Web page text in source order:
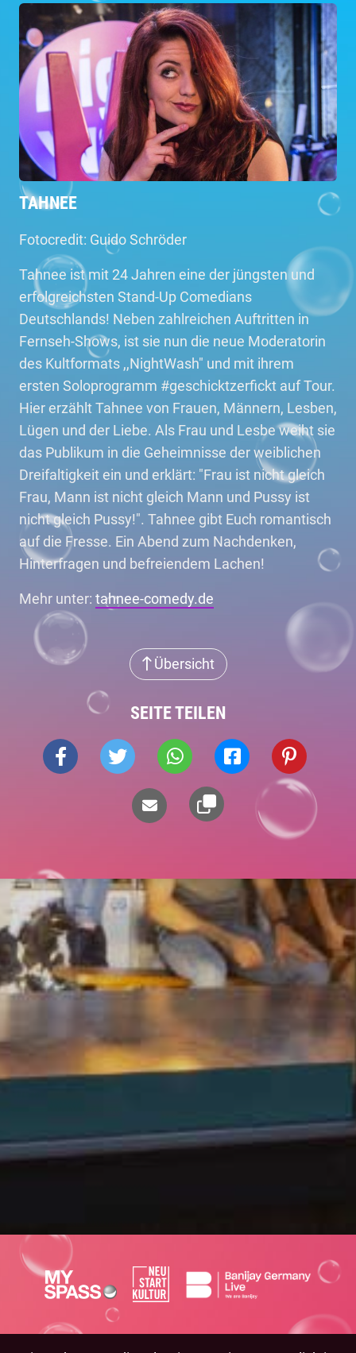
TAHNEE
Fotocredit: Guido Schröder
Tahnee ist mit 24 Jahren eine der jüngsten und
erfolgreichsten Stand-Up Comedians
Deutschlands! Neben zahlreichen Auftritten in
Fernseh-Shows, ist sie nun die neue Moderatorin
des Kultformats ,,NightWash" und mit ihrem
ersten Soloprogramm #geschicktzerfickt auf Tour.
Hier erzählt Tahnee von Frauen, Männern, Lesben,
Lügen und der Liebe. Als Frau und Lesbe weiht sie
das Publikum in die Geheimnisse der weiblichen
Dreifaltigkeit ein und erklärt: "Frau ist nicht gleich
Frau, Mann ist nicht gleich Mann und Pussy ist
nicht gleich Pussy!". Tahnee gibt Euch romantisch
auf die Fresse. Ein Abend zum Nachdenken,
Hinterfragen und befreiendem Lachen!
Mehr unter: tahnee-comedy.de
Übersicht
SEITE TEILEN